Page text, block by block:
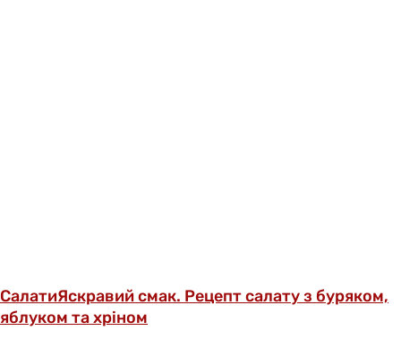
СалатиЯскравий смак. Рецепт салату з буряком,
яблуком та хріном